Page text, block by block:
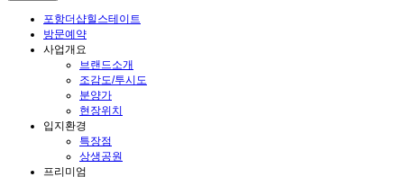
포항더샵힐스테이트
방문예약
사업개요
브랜드소개
조감도/투시도
분양가
현장위치
입지환경
특장점
상생공원
프리미엄